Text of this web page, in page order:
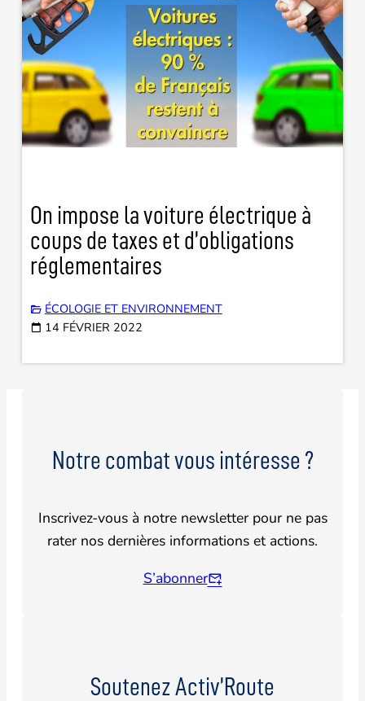
On impose la voiture électrique à
coups de taxes et d’obligations
réglementaires
ÉCOLOGIE ET ENVIRONNEMENT
14 FÉVRIER 2022
Notre combat vous intéresse ?
Inscrivez-vous à notre newsletter pour ne pas
rater nos dernières informations et actions.
S’abonner
Soutenez Activ’Route